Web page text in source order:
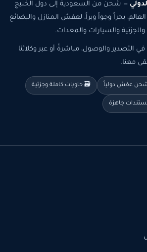
— شحن من السعودية إلى دول الخليج
بحراً وجواً وبراً، لعفش المنازل والبضائع
والجزئية والسيارات والمعدات.
في التصدير والوصول، مباشرةً أو عبر وكلائنا
معنا.
عفش دولياً 🗃️ حاويات كاملة وجزئية
جاهزة